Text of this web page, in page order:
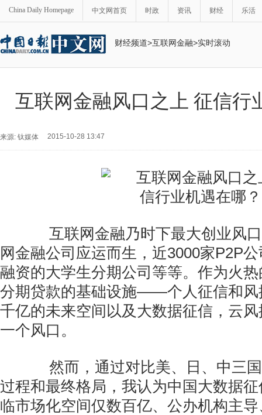
China Daily Homepage 中文网首页 时政 资讯 财经 乐活
财经频道>互联网金融>实时滚动
互联网金融风口之上 征信行
来源: 钛媒体 2015-10-28 13:47
互联网金融乃时下最大创业风口
网金融公司应运而生，近3000家P2P
融资的大学生分期公司等等。作为火
分期贷款的基础设施——个人征信和风
千亿的未来空间以及大数据征信，云
一个风口。
然而，通过对比美、日、中三国
过程和最终格局，我认为中国大数据
临市场化空间仅数百亿、公办机构主